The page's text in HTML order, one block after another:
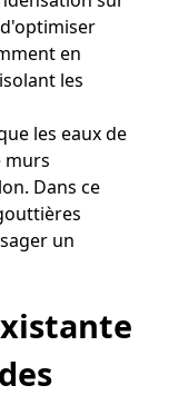
en
les
les eaux de
murs
Dans ce
un